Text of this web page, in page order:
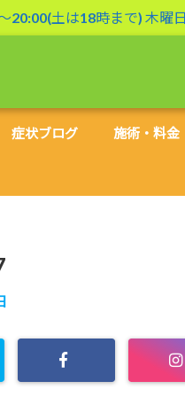
土は18時まで) 木曜
症状ブログ 施術・料金